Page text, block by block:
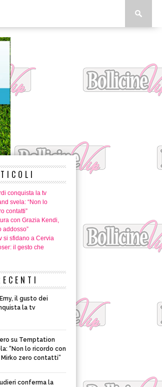
conquista la tv
svela: “Non lo
contatti”
con Grazia Kendi,
addosso”
si sfidano a Cervia
il gesto che
il gusto dei
la tv
su Temptation
“Non lo ricordo con
Mirko zero contatti”
conferma la